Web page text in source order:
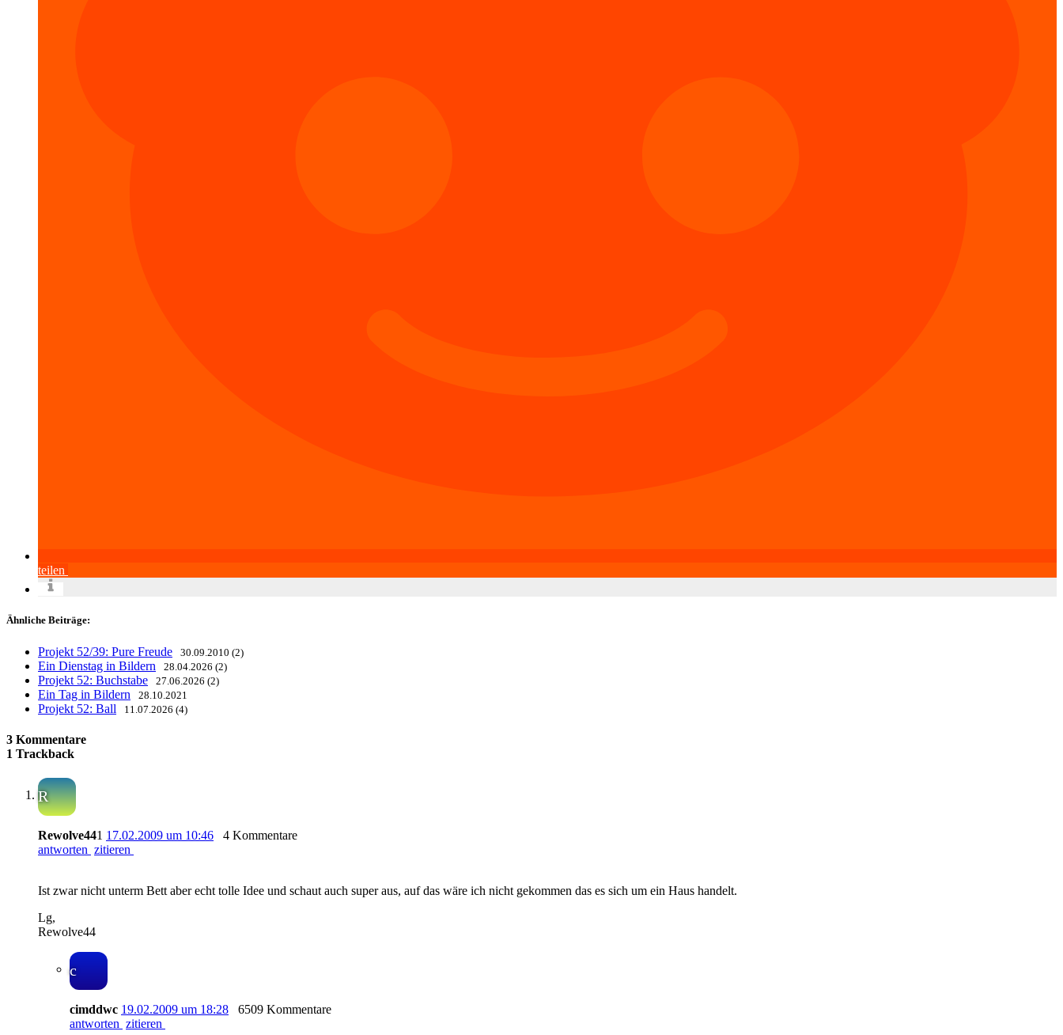
teilen
Ähnliche Beiträge:
Projekt 52/39: Pure Freude 30.09.2010 (2)
Ein Dienstag in Bildern 28.04.2026 (2)
Projekt 52: Buchstabe 27.06.2026 (2)
Ein Tag in Bildern 28.10.2021
Projekt 52: Ball 11.07.2026 (4)
3 Kommentare
1 Trackback
R
Rewolve441 17.02.2009 um 10:46
4 Kommentare
antworten zitieren
Ist zwar nicht unterm Bett aber echt tolle Idee und schaut auch super aus, auf das wäre ich nicht gekommen das es sich um ein Haus handelt.
Lg,
Rewolve44
c
cimddwc 19.02.2009 um 18:28
6509 Kommentare
antworten zitieren